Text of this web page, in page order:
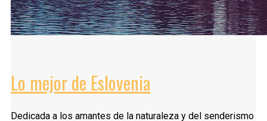
Lo mejor de Eslovenia
Dedicada a los amantes de la naturaleza y del senderismo